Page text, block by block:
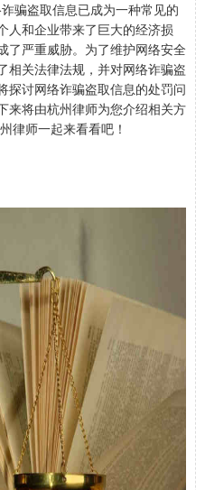
骗盗取信息已成为一种常见的
人和企业带来了巨大的经济损
了严重威胁。为了维护网络安全
相关法律法规，并对网络诈骗盗
探讨网络诈骗盗取信息的处罚问
来将由杭州律师为您介绍相关方
律师一起来看看吧！